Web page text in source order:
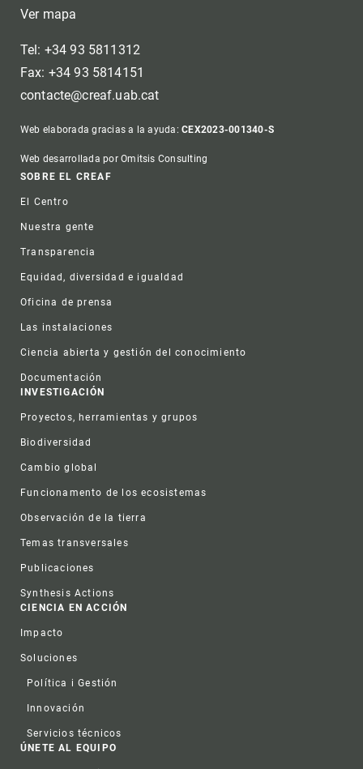
Ver mapa
Tel: +34 93 5811312
Fax: +34 93 5814151
contacte@creaf.uab.cat
Web elaborada gracias a la ayuda:CEX2023-001340-S
Web desarrollada por Omitsis Consulting
Footer
SOBRE EL CREAF
El Centro
Nuestra gente
Transparencia
Equidad, diversidad e igualdad
Oficina de prensa
Las instalaciones
Ciencia abierta y gestión del conocimiento
Documentación
INVESTIGACIÓN
Proyectos, herramientas y grupos
Biodiversidad
Cambio global
Funcionamento de los ecosistemas
Observación de la tierra
Temas transversales
Publicaciones
Synthesis Actions
CIENCIA EN ACCIÓN
Impacto
Soluciones
Política i Gestión
Innovación
Servicios técnicos
ÚNETE AL EQUIPO